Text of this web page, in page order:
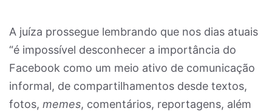
A juíza prossegue lembrando que nos dias atuais
“é impossível desconhecer a importância do
Facebook como um meio ativo de comunicação
informal, de compartilhamentos desde textos,
fotos, memes, comentários, reportagens, além